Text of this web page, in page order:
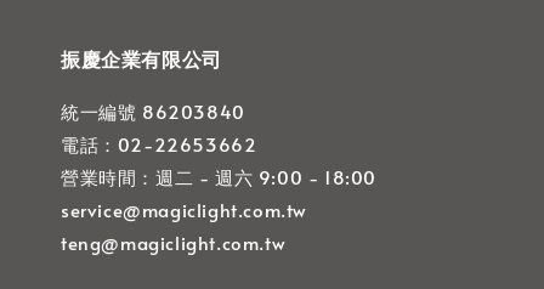
振慶企業有限公司
統一編號 86203840
電話：02-22653662
營業時間：週二 - 週六 9:00 - 18:00
service@magiclight.com.tw
teng@magiclight.com.tw